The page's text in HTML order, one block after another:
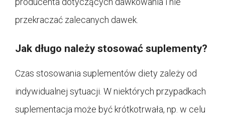
przekraczać zalecanych dawek.
Jak długo należy stosować suplementy?
Czas stosowania suplementów diety zależy od
indywidualnej sytuacji. W niektórych przypadkach
suplementacja może być krótkotrwała, np. w celu